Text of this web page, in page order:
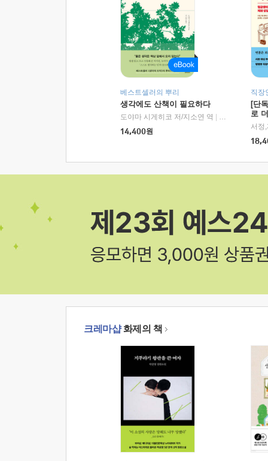
베스트셀러의 뿌리
생각에도 산책이 필요하다
도야마 시게히코 저/지소연 역
알에이치코리
14,400원
직장
[단
로
크레마샵화제의 책